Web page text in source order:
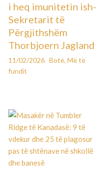
i heq imunitetin ish-
Sekretarit të
Përgjithshëm
Thorbjoern Jagland
11/02/2026 Botë, Më të
fundit